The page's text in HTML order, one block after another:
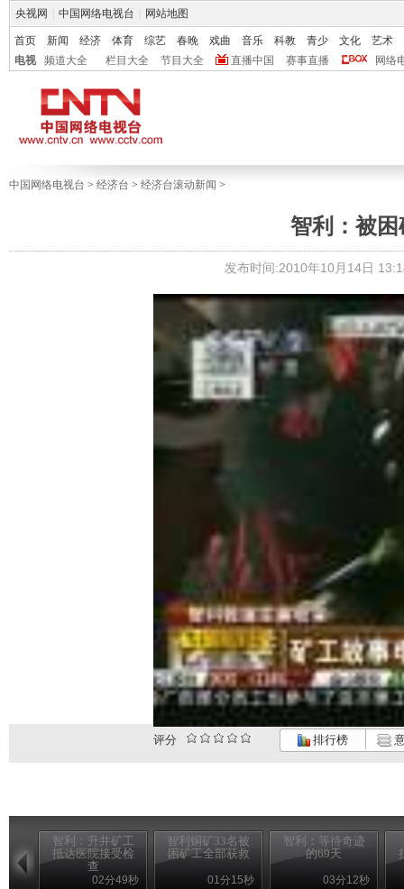
央视网 中国网络电视台 网站地图
首页 新闻 经济 体育 综艺 春晚 戏曲 音乐 科教 青少 文化
艺术
电视
频道大全 栏目大全 节目大全 直播中国 赛事直播 网络
中国网络电视台 > 经济台 > 经济台滚动新闻 >
智利：被
发布时间:2010年10月14日
评分 排行榜
智利：升井矿工
抵达医院接受检
查
02分49秒
智利铜矿33名被
困矿工全部获救
01分15秒
智利：等待奇迹
的69天
03分12秒